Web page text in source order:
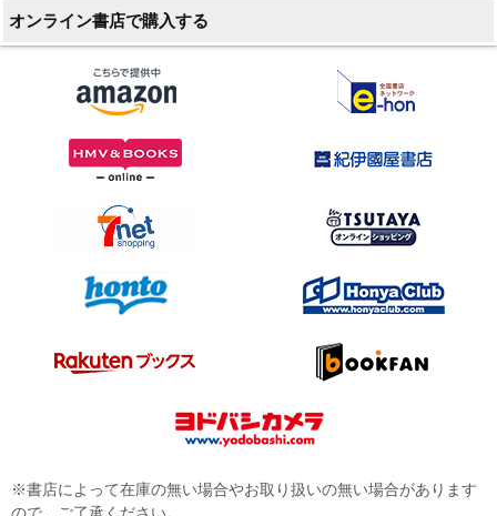
オンライン書店で購入する
※書店によって在庫の無い場合やお取り扱いの無い場合があります